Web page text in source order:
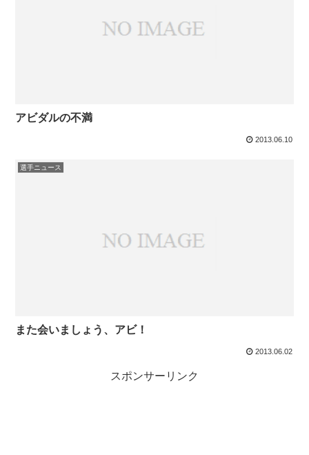
アビダルの不満
2013.06.10
選手ニュース
また会いましょう、アビ！
2013.06.02
スポンサーリンク